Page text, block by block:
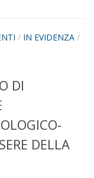
famiglie
/ IN EVIDENZA /
DI
DELLA